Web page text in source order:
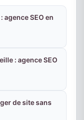
agence SEO en
: agence SEO
de site sans